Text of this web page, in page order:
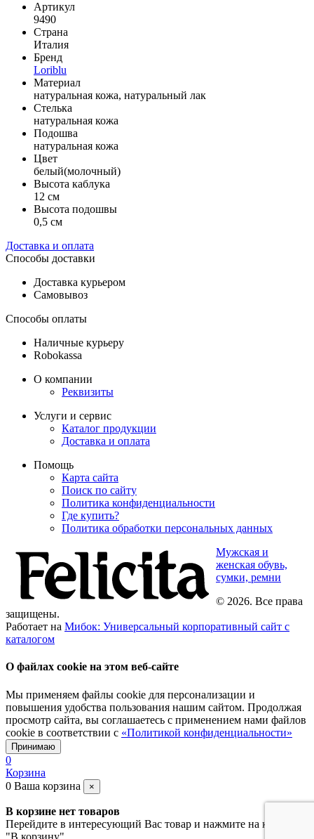
Артикул
9490
Страна
Италия
Бренд
Loriblu
Материал
натуральная кожа, натуральный лак
Стелька
натуральная кожа
Подошва
натуральная кожа
Цвет
белый(молочный)
Высота каблука
12 см
Высота подошвы
0,5 см
Доставка и оплата
Способы доставки
Доставка курьером
Самовывоз
Способы оплаты
Наличные курьеру
Robokassa
О компании
Реквизиты
Услуги и сервис
Каталог продукции
Доставка и оплата
Помощь
Карта сайта
Поиск по сайту
Политика конфиденциальности
Где купить?
Политика обработки персональных данных
Мужская и
женская обувь,
сумки, ремни
© 2026. Все права
защищены.
Работает на Мибок: Универсальный корпоративный сайт с
каталогом
О файлах cookie на этом веб-сайте
Мы применяем файлы cookie для персонализации и
повышения удобства пользования нашим сайтом. Продолжая
просмотр сайта, вы соглашаетесь с применением нами файлов
cookie в соответствии с «Политикой конфиденциальности»
Принимаю
0
Корзина
0 Ваша корзина ×
В корзине нет товаров
Перейдите в интересующий Вас товар и нажмите на кнопку
"В корзину"